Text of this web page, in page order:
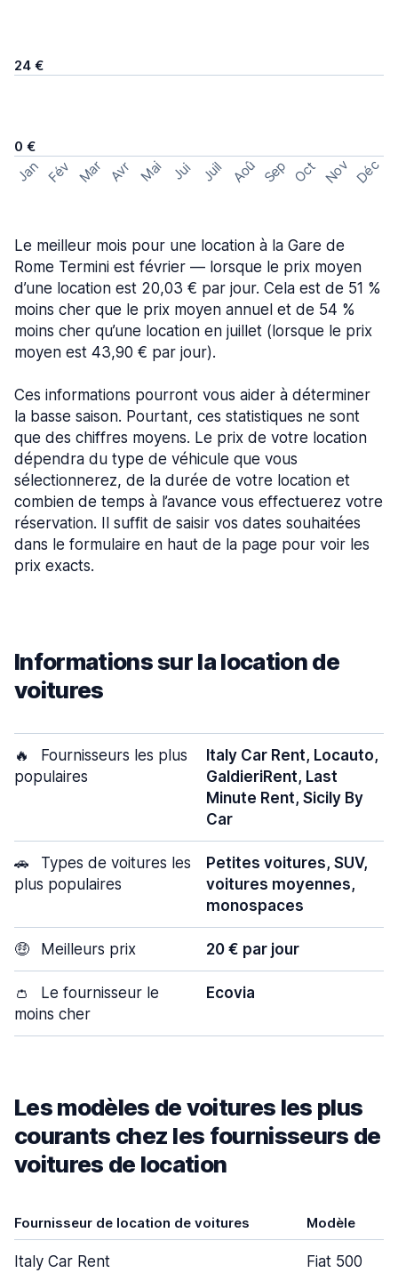
24 €
0 €
Jan Fév Mar Avr Mai Jui Juil Aoû Sep Oct Nov Déc
Le meilleur mois pour une location à la Gare de
Rome Termini est février — lorsque le prix moyen
d’une location est 20,03 € par jour. Cela est de 51 %
moins cher que le prix moyen annuel et de 54 %
moins cher qu’une location en juillet (lorsque le prix
moyen est 43,90 € par jour).
Ces informations pourront vous aider à déterminer
la basse saison. Pourtant, ces statistiques ne sont
que des chiffres moyens. Le prix de votre location
dépendra du type de véhicule que vous
sélectionnerez, de la durée de votre location et
combien de temps à l’avance vous effectuerez votre
réservation. Il suffit de saisir vos dates souhaitées
dans le formulaire en haut de la page pour voir les
prix exacts.
Informations sur la location de
voitures
🔥
Fournisseurs les plus
populaires
Italy Car Rent, Locauto,
GaldieriRent, Last
Minute Rent, Sicily By
Car
🚗
Types de voitures les
plus populaires
Petites voitures, SUV,
voitures moyennes,
monospaces
🤑 Meilleurs prix 20 € par jour
👛
Le fournisseur le
moins cher
Ecovia
Les modèles de voitures les plus
courants chez les fournisseurs de
voitures de location
Fournisseur de location de voitures Modèle
Italy Car Rent Fiat 500